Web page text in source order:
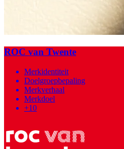
ROC van Twente
Merkidentiteit
Doelgroepbepaling
Merkverhaal
Merkdoel
+10